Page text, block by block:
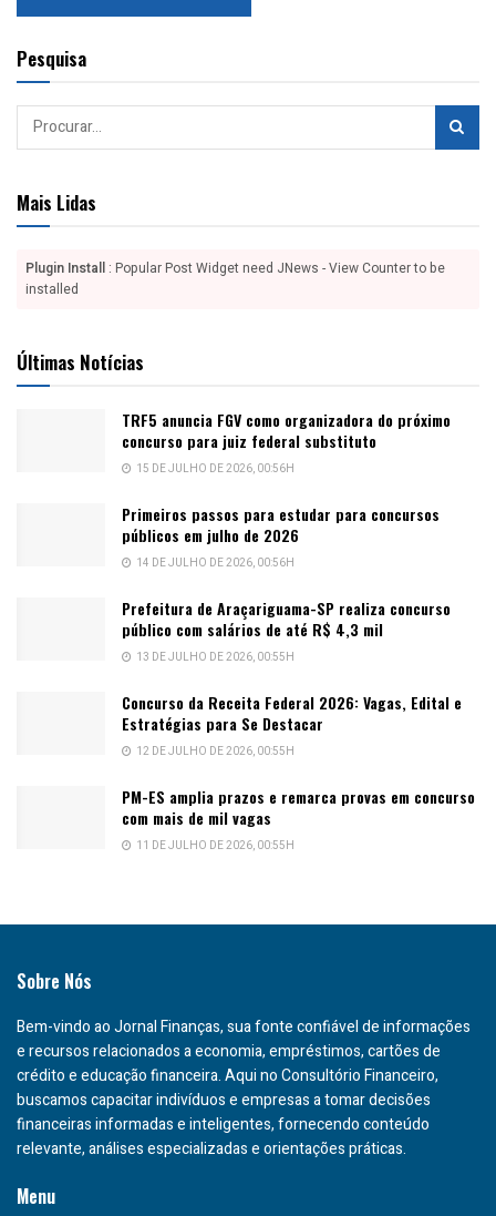
Pesquisa
Mais Lidas
Plugin Install : Popular Post Widget need JNews - View Counter to be
installed
Últimas Notícias
TRF5 anuncia FGV como organizadora do próximo
concurso para juiz federal substituto
15 DE JULHO DE 2026, 00:56H
Primeiros passos para estudar para concursos
públicos em julho de 2026
14 DE JULHO DE 2026, 00:56H
Prefeitura de Araçariguama-SP realiza concurso
público com salários de até R$ 4,3 mil
13 DE JULHO DE 2026, 00:55H
Concurso da Receita Federal 2026: Vagas, Edital e
Estratégias para Se Destacar
12 DE JULHO DE 2026, 00:55H
PM-ES amplia prazos e remarca provas em concurso
com mais de mil vagas
11 DE JULHO DE 2026, 00:55H
Sobre Nós
Bem-vindo ao Jornal Finanças, sua fonte confiável de informações
e recursos relacionados a economia, empréstimos, cartões de
crédito e educação financeira. Aqui no Consultório Financeiro,
buscamos capacitar indivíduos e empresas a tomar decisões
financeiras informadas e inteligentes, fornecendo conteúdo
relevante, análises especializadas e orientações práticas.
Menu